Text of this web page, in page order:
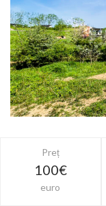
Preț
100€
euro